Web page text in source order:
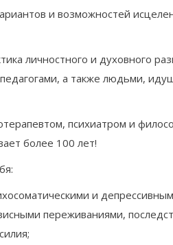
и возможностей
личностного и духовного
а также людьми,
психиатром и
более 100 лет!
и
переживаниями,